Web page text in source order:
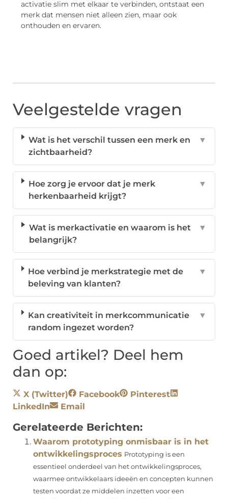
activatie slim met elkaar te verbinden, ontstaat een
merk dat mensen niet alleen zien, maar ook
onthouden en ervaren.
Veelgestelde vragen
Wat is het verschil tussen een merk en
zichtbaarheid?
▼
Hoe zorg je ervoor dat je merk
herkenbaarheid krijgt?
▼
Wat is merkactivatie en waarom is het
belangrijk?
▼
Hoe verbind je merkstrategie met de
beleving van klanten?
▼
Kan creativiteit in merkcommunicatie
random ingezet worden?
▼
Goed artikel? Deel hem
dan op:
X (Twitter) Facebook
Pinterest
LinkedIn
Email
Gerelateerde Berichten:
Waarom prototyping onmisbaar is in het
ontwikkelingsproces Prototyping is een
essentieel onderdeel van het ontwikkelingsproces,
waarmee ontwikkelaars ideeën en concepten kunnen
testen voordat ze middelen inzetten voor een